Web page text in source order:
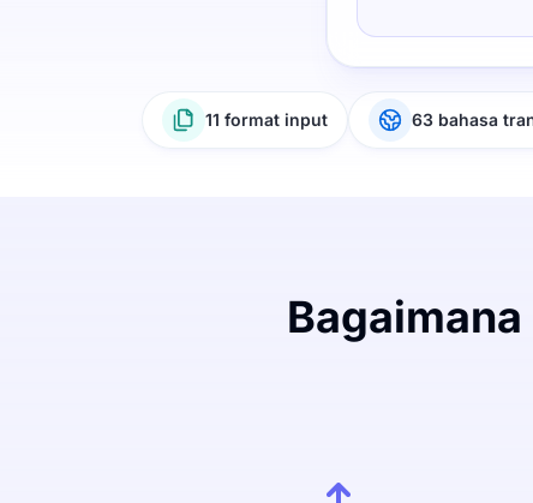
11 format input 63 bahasa